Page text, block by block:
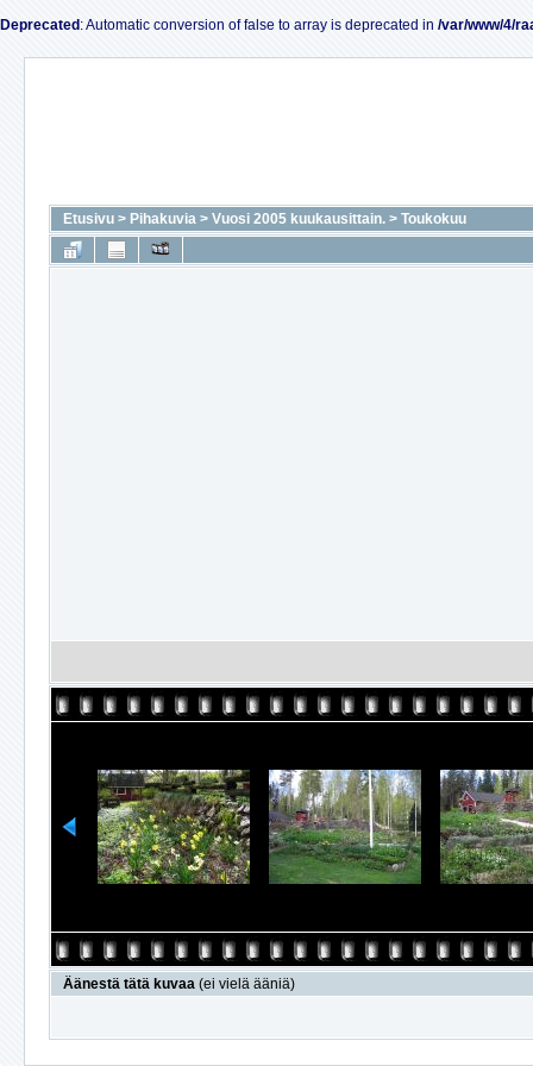
Deprecated : Automatic conversion of false to array is deprecated in /var/www/4/
Etusivu > Pihakuvia > Vuosi 2005 kuukausittain. > Toukokuu
Äänestä tätä kuvaa (ei vielä ääniä)